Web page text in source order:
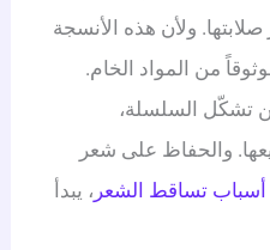
ولأن هذه الأنسجة
من المواد الخام.
تشكّل السلسلة،
والحفاظ على شعر
تساقط الشعر، يبدأ